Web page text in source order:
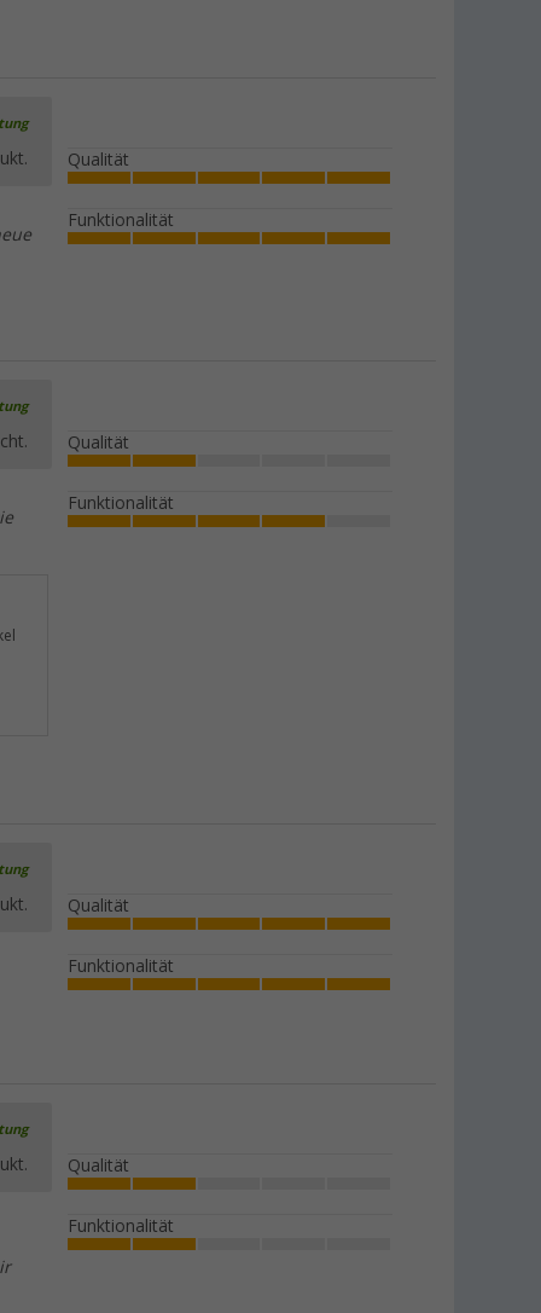
Qualität
Funktionalität
Qualität
Funktionalität
Qualität
Funktionalität
Qualität
Funktionalität